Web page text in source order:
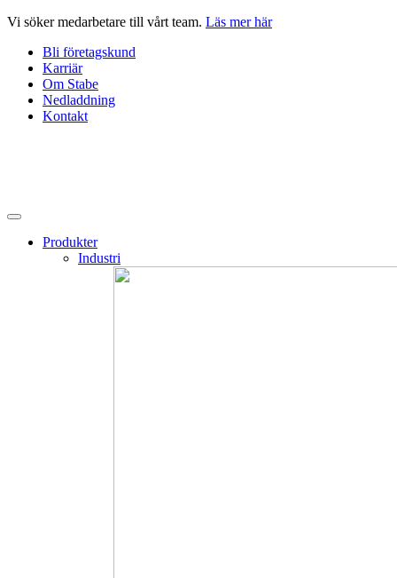
Hoppa
innehåll
Vi söker medarbetare till vårt team. Läs mer här
Bli företagskund
Karriär
Om Stabe
Nedladdning
Kontakt
Produkter
Industri